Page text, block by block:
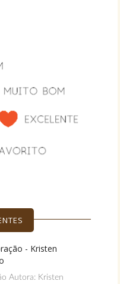
- Kristen
Autora: Kristen